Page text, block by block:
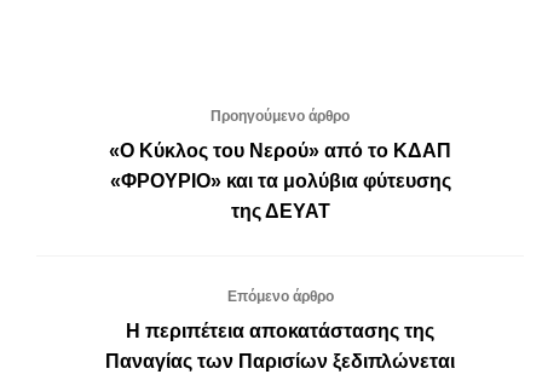
Προηγούμενο άρθρο
«Ο Κύκλος του Νερού» από το ΚΔΑΠ
«ΦΡΟΥΡΙΟ» και τα μολύβια φύτευσης
της ΔΕΥΑΤ
Επόμενο άρθρο
Η περιπέτεια αποκατάστασης της
Παναγίας των Παρισίων ξεδιπλώνεται